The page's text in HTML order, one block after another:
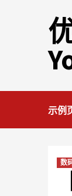
示例
数